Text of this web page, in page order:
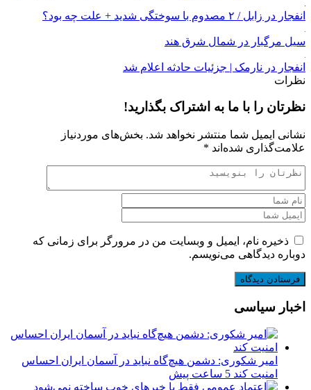
انفجار در زابل / ۲ مصدوم با سوختگی شدید + علت چه بود؟
سیل مرگبار در شمال شرق هند
انفجار در نارمک | جزئیات حادثه اعلام شد
نظرات
نظرتان را با ما به اشتراک بگذارید!
نشانی ایمیل شما منتشر نخواهد شد. بخش‌های موردنیاز
علامت‌گذاری شده‌اند *
ذخیره نام، ایمیل و وبسایت من در مرورگر برای زمانی که
دوباره دیدگاهی می‌نویسم.
اخبار سیاسی
امیر شکوری: دشمن هیچ‌گاه نباید در آسمان ایران احساس
امنیت کند 5 ساعت پیش